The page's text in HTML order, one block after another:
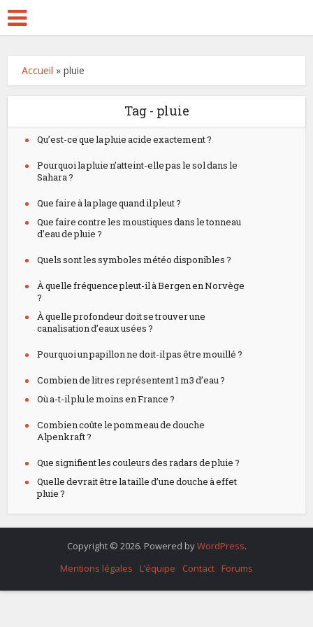
Accueil »pluie
Tag - pluie
Qu’est-ce que la pluie acide exactement ?
Pourquoi la pluie n’atteint-elle pas le sol dans le
Sahara ?
Que faire à la plage quand il pleut ?
Que faire contre les moustiques dans le tonneau
d’eau de pluie ?
Quels sont les symboles météo disponibles ?
À quelle fréquence pleut-il à Bergen en Norvège
?
À quelle profondeur doit se trouver une
canalisation d’eaux usées ?
Pourquoi un papillon ne doit-il pas être mouillé ?
Combien de litres représentent 1 m3 d’eau ?
Où a-t-il plu le moins en France ?
Combien coûte le pommeau de douche
Alpenkraft ?
Que signifient les couleurs des radars de pluie ?
Quelle devrait être la taille d’une douche à effet
pluie ?
Copyright © 2026. Powered byWordPress.
Mentions légales
L’équipe Contact Forums